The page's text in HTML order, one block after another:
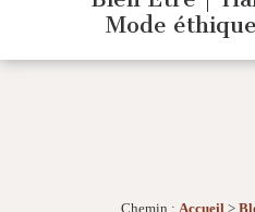
Mode éthique
Chemin : Accueil >